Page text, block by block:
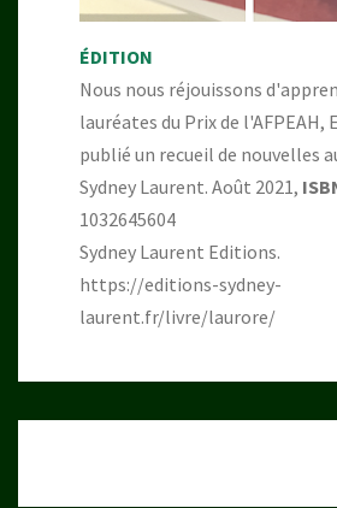
ÉDITION
Nous nous réjouissons
lauréates du Prix de l'AFPEAH,
publié un recueil de nouvelles
Sydney Laurent. Août 2021,
1032645604
Sydney Laurent Editions.
https://editions-sydney-
laurent.fr/livre/laurore/